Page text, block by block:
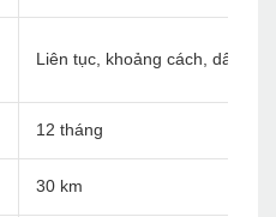
Liên tục, khoảng cách, dấu
12 tháng
30 km